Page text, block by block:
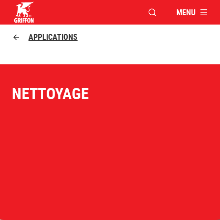
OUVRIR LAMENU
APPLICATIONS
NETTOYAGE